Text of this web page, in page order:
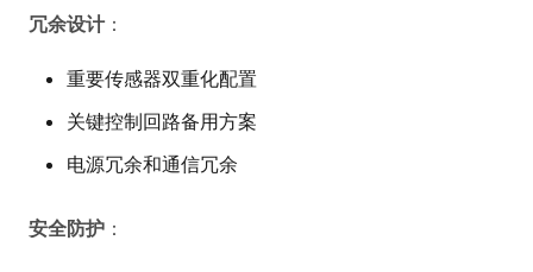
冗余设计：
重要传感器双重化配置
关键控制回路备用方案
电源冗余和通信冗余
安全防护 ：